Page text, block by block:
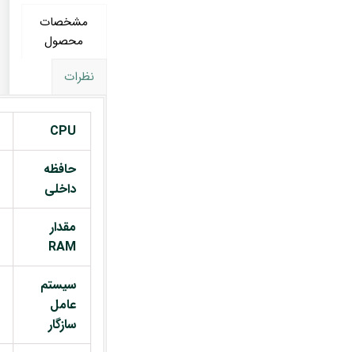
مشخصات
محصول
نظرات
CPU
حافظه
داخلی
مقدار
RAM
سیستم
عامل
سازگار